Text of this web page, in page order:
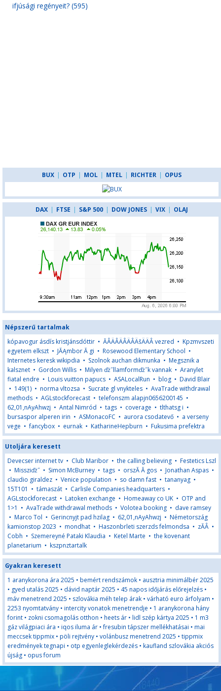
ifjúsági regényeit? (595)
BUX | OTP | MOL | MTEL | RICHTER | OPUS
DAX | FTSE | S&P 500 | DOW JONES | VIX | OLAJ
Népszerű tartalmak
kópavogur ásdís kristjánsdóttir • ĂÂÄÂÄÂÄÂÄšÄÄÂ vezred • Kpzmvszeti
egyetem elkszt • JĂĄmbor Ă gi • Rosewood Elementary School •
Internetes keresk wikipdia • Szolnok auchan dikmunka • Megsznik a
kalsznet • Gordon Willis • Milyen ďż˝llamformďż˝k vannak • Aranylet
fiatal endre • Louis vuitton papucs • ASALocalRun • blog • David Blair
• 149(1) • norma vltozsa • Sucrate gl vnykteles • AvaTrade withdrawal
methods • AGLstockforecast • telefonszm alapjn0656200145 •
62,01,nAyAhwzj • Antal Nimród • tags • coverage • tlthatsg i •
bursaspor alperen irin • ASMonacoFC • aurora csodatevő • a verseny
vege •fancybox • eurnak • KatharineHepburn • Fukusima prefektra
Utoljára keresett
Devecser internet tv • Club Maribor • the calling believing • Festetics Lszl
• Missziďż˝ • Simon McBurney • tags • orszĂ Ă gos • Jonathan Aspas •
claudio giraldez • Venice population • so damn fast • tananyag •
15T101 • támaszát • Carlisle Companies headquarters •
AGLstockforecast • Latoken exchange • Homeaway co UK • OTP and
1>1 • AvaTrade withdrawal methods • Volotea booking • dave ramsey
• Marco Tol • Gerincnyjt pad hzilag • 62,01,nAyAhwzj • Németország
kamionstop 2023 • mondhat • Haszonbrleti szerzds felmondsa • zĂÂ •
Cobh • Szemereyné Pataki Klaudia • Ketel Marte • the kovenant
planetarium • kszpnztartalk
Gyakran keresett
1 aranykorona ára 2025 • bemért rendszámok • ausztria minimálbér 2025
• gyed utalás 2025 • dávid naptár 2025 • 45 napos időjárás előrejelzés •
máv menetrend 2025 • szlovákia méh telep árak • várható euro árfolyam •
2253 nyomtatvány • intercity vonatok menetrendje • 1 aranykorona hány
forint • zokni csomagolás otthon • heets ár • lidl szép kártya 2025 • 1 m3
gáz világpiaci ára • iqos iluma ár •fresubin tápszer mellékhatásai • mai
meccsek tippmix • pöli rejtvény • volánbusz menetrend 2025 • tippmix
eredmények tegnapi • otp egyenleglekérdezés • kaufland szlovákia akciós
újság • opus forum